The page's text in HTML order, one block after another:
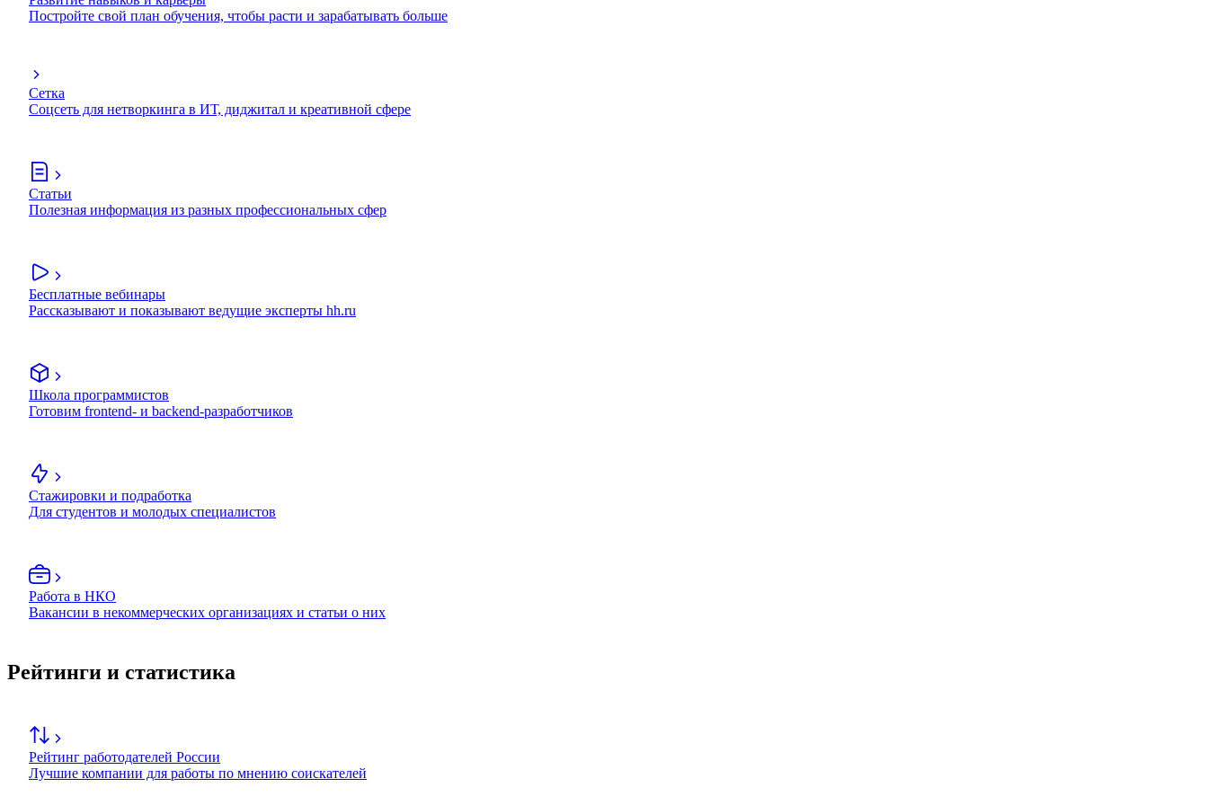
Постройте свой план обучения, чтобы расти и зарабатывать больше
Сетка
Соцсеть для нетворкинга в ИТ, диджитал и креативной сфере
Статьи
Полезная информация из разных профессиональных сфер
Бесплатные вебинары
Рассказывают и показывают ведущие эксперты hh.ru
Школа программистов
Готовим frontend- и backend-разработчиков
Стажировки и подработка
Для студентов и молодых специалистов
Работа в НКО
Вакансии в некоммерческих организациях и статьи о них
Рейтинги и статистика
Рейтинг работодателей России
Лучшие компании для работы по мнению соискателей